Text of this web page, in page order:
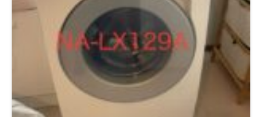
屋BUZZは、群馬県伊勢崎市を含む近隣エリアにも対応していま
す。 伊勢崎市 太田市 前橋市 桐生市 さらに、埼玉・東京・神奈
川・群馬を含む関東全域対応のドラム式洗濯機専門店です。 よ
くある質問（Q&A） Q. 分解クリーニングをしても意味がない場
合はありますか？ A. はい。部品破損や組み付け不良がある場
合、洗浄だけでは改善しません。 Q. 脱水カバーが壊れているか
自分で判断できますか？ A. 異音や振動が出ている場合は要注意
です。内部確認が必要になります。 Q. ドアパッキンの埃は掃除
しても大丈夫？ A. 表面は問題ありませんが、奥に押し込むと逆
効果になることがあります。 まとめ｜「分解したかどうか」よ
島区・板橋区・北区周辺） 施工地：東京都豊島区メーカー：
Panasonic機種：NA-VX9900R症状：脱水カバー破損 / 臭い / カビ
付着 現地で確認した症状 脱水カバーにひび割れ ドラム奥に黒カ
ビびっしり 乾燥フィルター奥にもホコリ詰まり この状態では表
面掃除だけでは改善が難しいです。 ビフォーアフター
Before（ドラム槽) After（清掃後） 分解クリーニングと脱水カバ
ー交換の流れ 部品の品番確認・手配 フロントパネル・ドラム周
りの分解 古いカバー取り外し・カビ除去 新しいカバー取り付け
組み立て後、試運転で水漏れ・乾燥確認 作業後の使用上の注意
点説明 安心保証： 作業後1か月以内の初期不具合対応保証付き